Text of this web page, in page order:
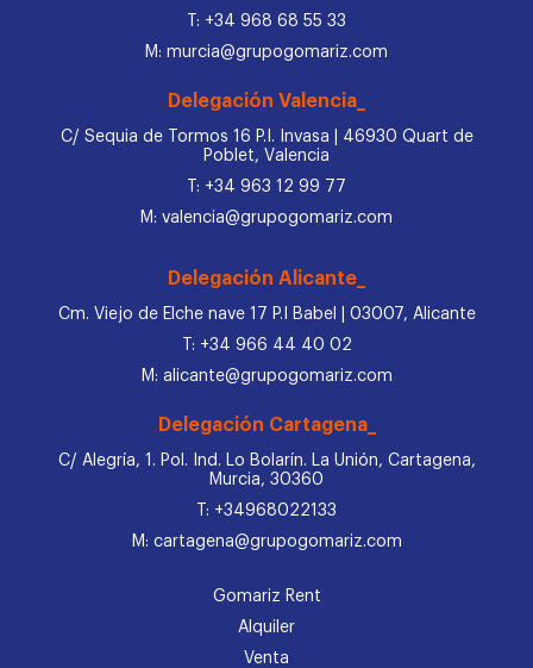
T: +34 968 68 55 33
M: murcia@grupogomariz.com
Delegación Valencia_
C/ Sequia de Tormos 16 P.I. Invasa | 46930 Quart de
Poblet, Valencia
T: +34 963 12 99 77
M: valencia@grupogomariz.com
Delegación Alicante_
Cm. Viejo de Elche nave 17 P.I Babel | 03007, Alicante
T: +34 966 44 40 02
M: alicante@grupogomariz.com
Delegación Cartagena_
C/ Alegría, 1. Pol. Ind. Lo Bolarín. La Unión, Cartagena,
Murcia, 30360
T: +34968022133
M: cartagena@grupogomariz.com
Gomariz Rent
Alquiler
Venta